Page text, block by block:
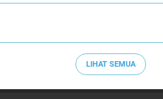
LIHAT SEMUA